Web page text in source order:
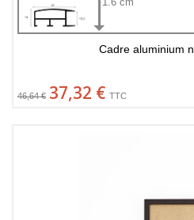
Cadre aluminium
46,64 € 37,32 € TTC